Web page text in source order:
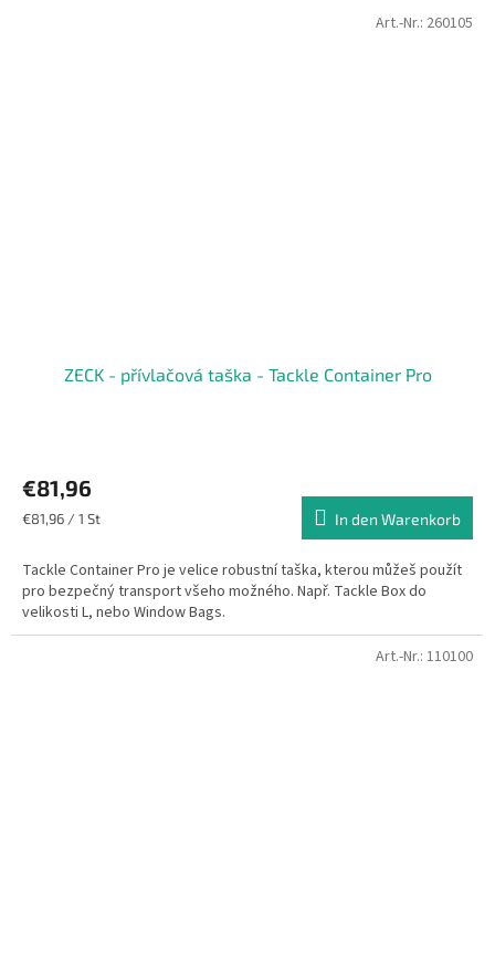
ZECK - přívlačová taška - Tackle Container Pro
€81,96
Verkaufspreis:
€81,96 / 1 St In den Warenkorb
Tackle Container Pro je velice robustní taška, kterou můžeš použít
pro bezpečný transport všeho možného. Např. Tackle Box do
velikosti L, nebo Window Bags.
Art.-Nr.: 260105
Art.-Nr.: 110100